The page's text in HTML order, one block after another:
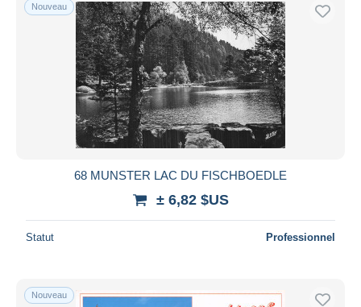
Nouveau
68 MUNSTER LAC DU FISCHBOEDLE
± 6,82 $US
Statut Professionnel
Nouveau